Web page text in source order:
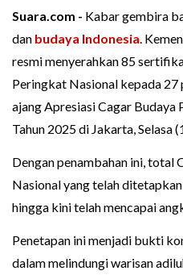
Suara.com - Kabar gembira
dan budaya Indonesia.
resmi menyerahkan 85
Peringkat Nasional kepada
ajang Apresiasi Cagar
Tahun 2025 di Jakarta, Selasa
Dengan penambahan ini, total
Nasional yang telah
hingga kini telah mencapai
Penetapan ini menjadi bukti
dalam melindungi warisan